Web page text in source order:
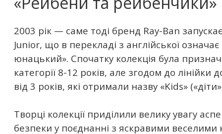
2003 рік — саме тоді бренд Ray-Ban
Junior, що в перекладі з англійської
юнацький». Спочатку колекція була
категорії 8-12 років, але згодом до лінійки
від 3 років, які отримали назву «Kids»
Творці колекції приділили велику увагу
безпеки у поєднанні з яскравими веселими